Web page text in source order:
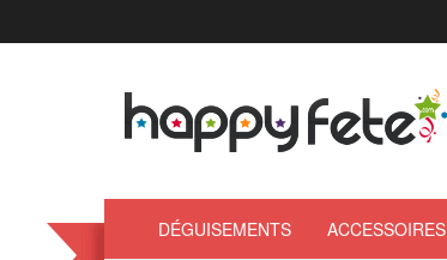
DÉGUISEMENTS ACCESSOIRES